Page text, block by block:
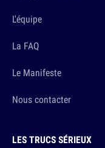
L'équipe
La FAQ
Le Manifeste
Nous contacter
LES TRUCS SÉRIEUX